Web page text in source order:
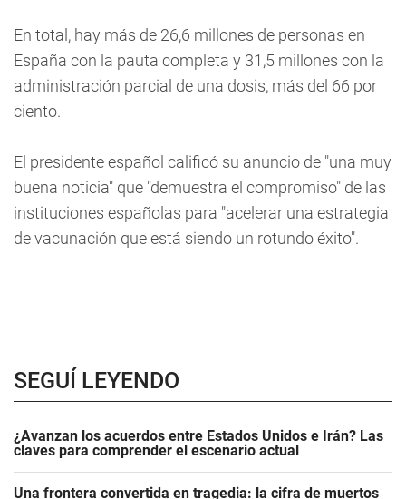
En total, hay más de 26,6 millones de personas en
España con la pauta completa y 31,5 millones con la
administración parcial de una dosis, más del 66 por
ciento.
El presidente español calificó su anuncio de "una muy
buena noticia" que "demuestra el compromiso" de las
instituciones españolas para "acelerar una estrategia
de vacunación que está siendo un rotundo éxito".
SEGUÍ LEYENDO
¿Avanzan los acuerdos entre Estados Unidos e Irán? Las
claves para comprender el escenario actual
Una frontera convertida en tragedia: la cifra de muertos